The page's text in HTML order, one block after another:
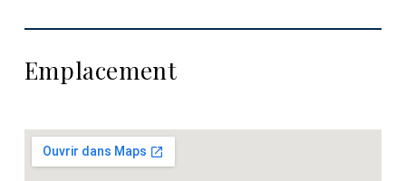
Emplacement